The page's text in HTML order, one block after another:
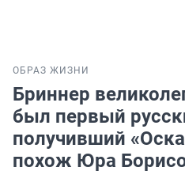
ОБРАЗ ЖИЗНИ
Бриннер
был первый
получивший
похож Юра